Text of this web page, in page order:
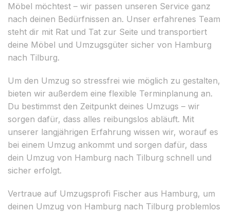
Möbel möchtest – wir passen unseren Service ganz
nach deinen Bedürfnissen an. Unser erfahrenes Team
steht dir mit Rat und Tat zur Seite und transportiert
deine Möbel und Umzugsgüter sicher von Hamburg
nach Tilburg.
Um den Umzug so stressfrei wie möglich zu gestalten,
bieten wir außerdem eine flexible Terminplanung an.
Du bestimmst den Zeitpunkt deines Umzugs – wir
sorgen dafür, dass alles reibungslos abläuft. Mit
unserer langjährigen Erfahrung wissen wir, worauf es
bei einem Umzug ankommt und sorgen dafür, dass
dein Umzug von Hamburg nach Tilburg schnell und
sicher erfolgt.
Vertraue auf Umzugsprofi Fischer aus Hamburg, um
deinen Umzug von Hamburg nach Tilburg problemlos